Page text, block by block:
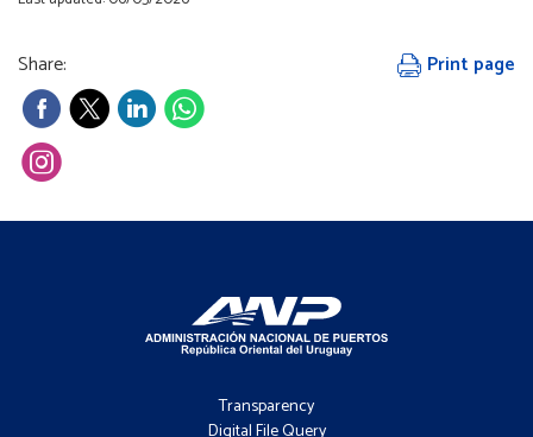
Share: Print page
-
Transparency